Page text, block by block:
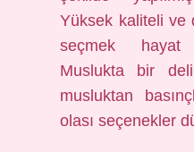
Yüksek kaliteli ve
seçmek hayat
Muslukta bir
musluktan
olası seçenekler